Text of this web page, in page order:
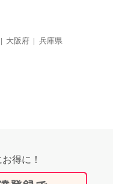
大阪府 兵庫県
得に！